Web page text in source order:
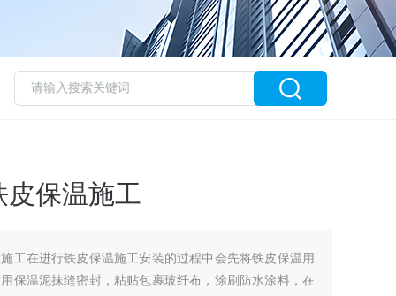
皮保温施工
工在进行铁皮保温施工安装的过程中会先将铁皮保温用
保温泥抹缝密封，粘贴包裹玻纤布，涂刷防水涂料，在